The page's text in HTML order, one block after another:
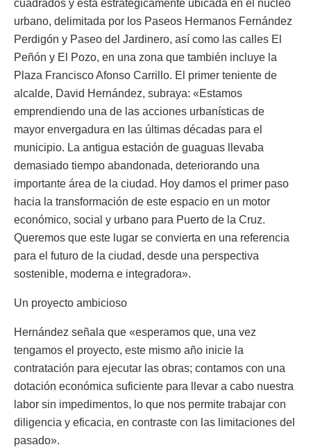
cuadrados y está estratégicamente ubicada en el núcleo
urbano, delimitada por los Paseos Hermanos Fernández
Perdigón y Paseo del Jardinero, así como las calles El
Peñón y El Pozo, en una zona que también incluye la
Plaza Francisco Afonso Carrillo. El primer teniente de
alcalde, David Hernández, subraya: «Estamos
emprendiendo una de las acciones urbanísticas de
mayor envergadura en las últimas décadas para el
municipio. La antigua estación de guaguas llevaba
demasiado tiempo abandonada, deteriorando una
importante área de la ciudad. Hoy damos el primer paso
hacia la transformación de este espacio en un motor
económico, social y urbano para Puerto de la Cruz.
Queremos que este lugar se convierta en una referencia
para el futuro de la ciudad, desde una perspectiva
sostenible, moderna e integradora».
Un proyecto ambicioso
Hernández señala que «esperamos que, una vez
tengamos el proyecto, este mismo año inicie la
contratación para ejecutar las obras; contamos con una
dotación económica suficiente para llevar a cabo nuestra
labor sin impedimentos, lo que nos permite trabajar con
diligencia y eficacia, en contraste con las limitaciones del
pasado».